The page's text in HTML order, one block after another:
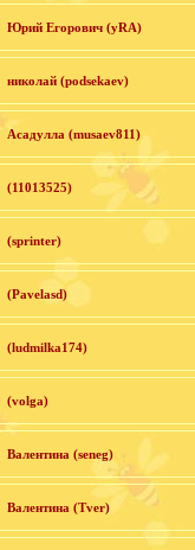
Юрий Егорович (yRA)
николай (podsekaev)
Асадулла (musaev811)
(11013525)
(sprinter)
(Pavelasd)
(ludmilka174)
(volga)
Валентина (seneg)
Валентина (Tver)